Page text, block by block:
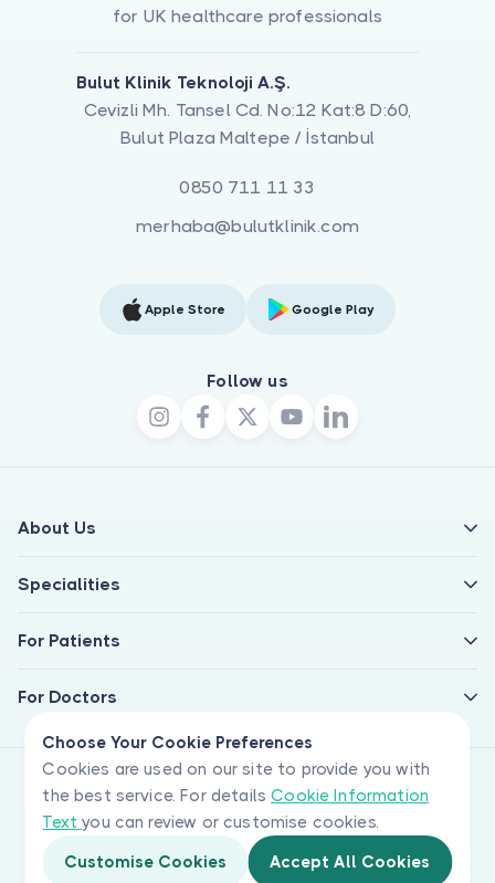
Choose Your Cookie Preferences
Cookies are used on our site to provide you with
the best service. For detailsCookie Information
Textyou can review or customise cookies.
Customise Cookies
Accept All Cookies
for UK healthcare professionals
Bulut Klinik Teknoloji A.Ş.
Cevizli Mh. Tansel Cd. No:12 Kat:8 D:60,
Bulut Plaza Maltepe / İstanbul
0850 711 11 33
merhaba@bulutklinik.com
Apple Store Google Play
Follow us
About Us
Specialities
For Patients
For Doctors